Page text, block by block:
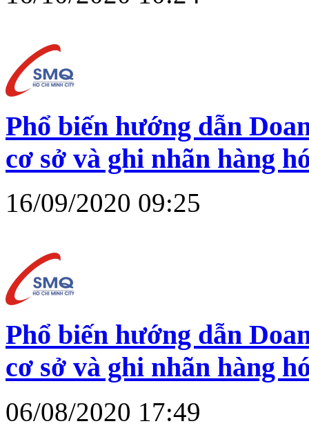
Phổ biến hướng dẫn
cơ sở và ghi nhãn hàng
16/09/2020 09:25
Phổ biến hướng dẫn
cơ sở và ghi nhãn hàng
06/08/2020 17:49